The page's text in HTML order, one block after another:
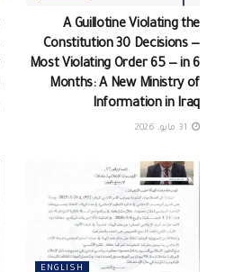
A Guillotine Violating the
Constitution 30 Decisions —
Most Violating Order 65 — in 6
Months: A New Ministry of
Information in Iraq
ENGLISH